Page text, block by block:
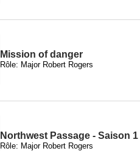
Mission of danger
Rôle: Major Robert Rogers
Northwest Passage - Saison 1
Rôle: Major Robert Rogers